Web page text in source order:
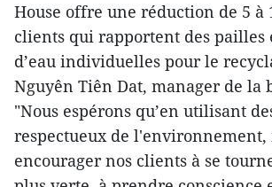
House offre une réduction de 5 à
clients qui rapportent des pailles
d’eau individuelles pour le
Nguyên Tiên Dat, manager de la
"Nous espérons qu’en utilisant
respectueux de l'environnement,
encourager nos clients à se